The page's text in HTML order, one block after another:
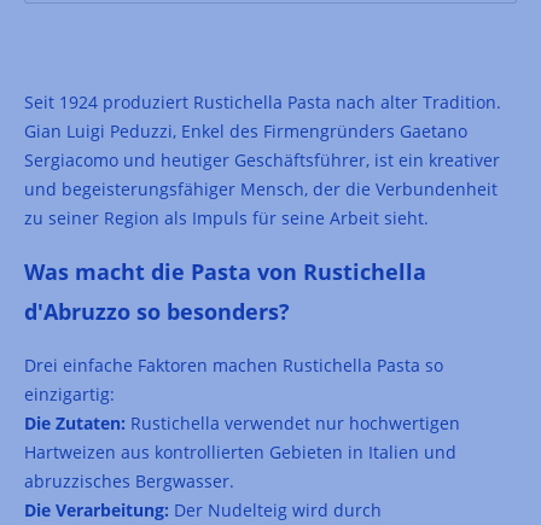
Seit 1924 produziert Rustichella Pasta nach alter Tradition.
Gian Luigi Peduzzi, Enkel des Firmengründers Gaetano
Sergiacomo und heutiger Geschäftsführer, ist ein kreativer
und begeisterungsfähiger Mensch, der die Verbundenheit
zu seiner Region als Impuls für seine Arbeit sieht.
Was macht die Pasta von Rustichella
d'Abruzzo so besonders?
Drei einfache Faktoren machen Rustichella Pasta so
einzigartig:
Die Zutaten: Rustichella verwendet nur hochwertigen
Hartweizen aus kontrollierten Gebieten in Italien und
abruzzisches Bergwasser.
Die Verarbeitung: Der Nudelteig wird durch